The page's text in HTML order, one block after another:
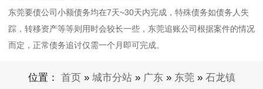
东莞要债公司小额债务均在7天~30天内完成，特殊债务如债务人失
踪，转移资产等等则用时会较长一些，东莞追账公司根据案件的情况
而定，正常债务追讨仅需一个月即可完成。
位置： 首页 » 城市分站» 广东» 东莞» 石龙镇